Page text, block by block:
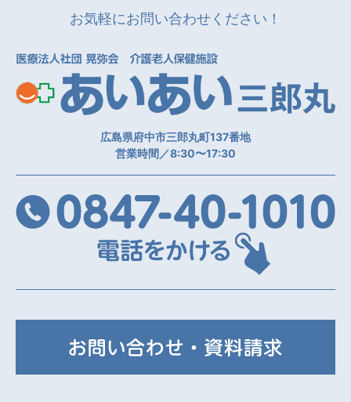
お気軽にお問い合わせください！
広島県府中市三郎丸町137番地
営業時間／8:30〜17:30